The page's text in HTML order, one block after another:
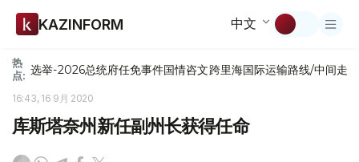
KAZINFORM 中文
热
点: 选举-2026总统府任免事件国情咨文跨里海国际运输路线/中间走廊
16:43, 16 9月 2020
库斯塔奈州新任副州长获得任命